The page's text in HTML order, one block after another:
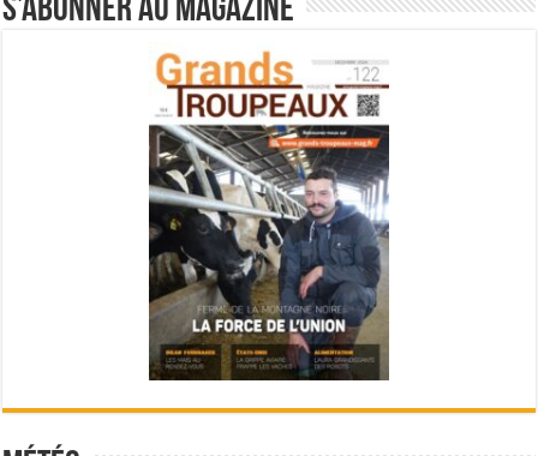
S’abonner au magazine